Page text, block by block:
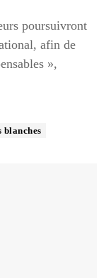
poursuivront
afin de
»,
blanches